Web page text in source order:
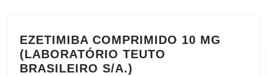
EZETIMIBA COMPRIMIDO 10 MG
(LABORATÓRIO TEUTO
BRASILEIRO S/A.)